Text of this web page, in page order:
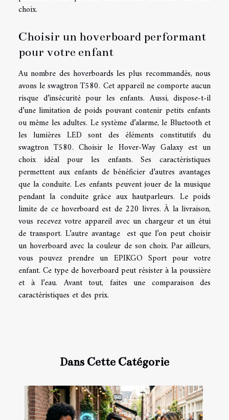
choix.
Choisir un hoverboard performant
pour votre enfant
Au nombre des hoverboards les plus recommandés, nous
avons le swagtron T580. Cet appareil ne comporte aucun
risque d’insécurité pour les enfants. Aussi, dispose-t-il
d’une limitation de poids pouvant contenir petits enfants
ou même les adultes. Le système d’alarme, le Bluetooth et
les lumières LED sont des éléments constitutifs du
swagtron T580. Choisir le Hover-Way Galaxy est un
choix idéal pour les enfants. Ses caractéristiques
permettent aux enfants de bénéficier d’autres avantages
que la conduite. Les enfants peuvent jouer de la musique
pendant la conduite grâce aux hautparleurs. Le poids
limite de ce hoverboard est de 220 livres. À la livraison,
vous recevez votre appareil avec un chargeur et un étui
de transport. L’autre avantage est que l’on peut choisir
un hoverboard avec la couleur de son choix. Par ailleurs,
vous pouvez prendre un EPIKGO Sport pour votre
enfant. Ce type de hoverboard peut résister à la poussière
et à l’eau. Avant tout, faites une comparaison des
caractéristiques et des prix.
Dans Cette Catégorie